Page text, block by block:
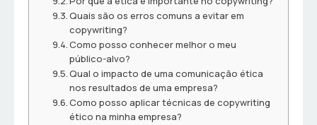
Quais são os erros comuns a evitar em
copywriting?
Como posso conhecer melhor o meu
público-alvo?
Qual o impacto de uma comunicação ética
nos resultados de uma empresa?
Como posso aplicar técnicas de copywriting
ético na minha empresa?